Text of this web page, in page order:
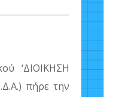
‘ΔΙΟΙΚΗΣΗ
πήρε την